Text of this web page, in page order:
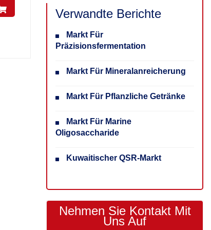
Verwandte Berichte
Markt Für
Präzisionsfermentation
Markt Für Mineralanreicherung
Markt Für Pflanzliche Getränke
Markt Für Marine
Oligosaccharide
Kuwaitischer QSR-Markt
Nehmen Sie Kontakt Mit
Uns Auf